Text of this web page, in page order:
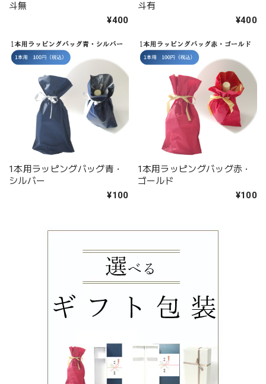
斗無
¥400
斗有
¥400
1本用ラッピングバッグ青・
シルバー
¥100
1本用ラッピングバッグ赤・
ゴールド
¥100